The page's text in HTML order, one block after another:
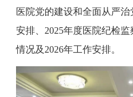
医院党的建设和全面从严
安排、2025年度医院纪检
情况及2026年工作安排。